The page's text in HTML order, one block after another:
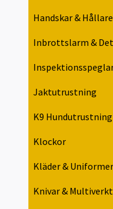
Handskar & Hållare
Inbrottslarm &
Jaktutrustning
K9 Hundutrustning
Klockor
Kläder & Uniformer
Knivar &